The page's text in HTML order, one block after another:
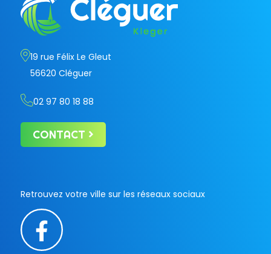
19 rue Félix Le Gleut
56620 Cléguer
02 97 80 18 88
CONTACT
Retrouvez votre ville sur les réseaux sociaux